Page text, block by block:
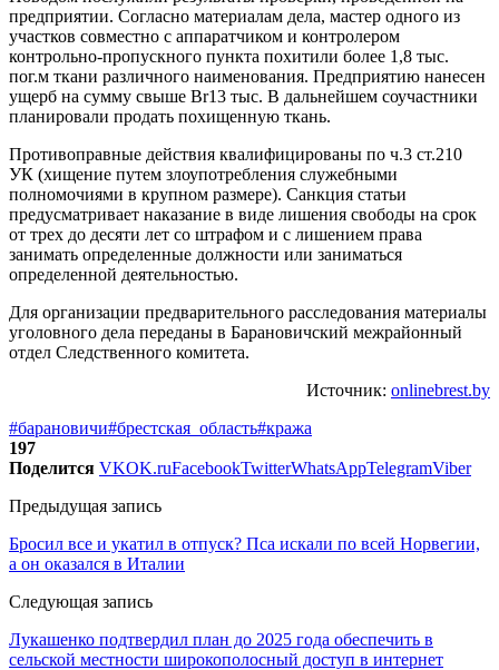
предприятии. Согласно материалам дела, мастер одного из
участков совместно с аппаратчиком и контролером
контрольно-пропускного пункта похитили более 1,8 тыс.
пог.м ткани различного наименования. Предприятию нанесен
ущерб на сумму свыше Br13 тыс. В дальнейшем соучастники
планировали продать похищенную ткань.
Противоправные действия квалифицированы по ч.3 ст.210
УК (хищение путем злоупотребления служебными
полномочиями в крупном размере). Санкция статьи
предусматривает наказание в виде лишения свободы на срок
от трех до десяти лет со штрафом и с лишением права
занимать определенные должности или заниматься
определенной деятельностью.
Для организации предварительного расследования материалы
уголовного дела переданы в Барановичский межрайонный
отдел Следственного комитета.
Источник: onlinebrest.by
#барановичи#брестская_область#кража
197
Поделится VKOK.ruFacebookTwitterWhatsAppTelegramViber
Предыдущая запись
Бросил все и укатил в отпуск? Пса искали по всей Норвегии,
а он оказался в Италии
Следующая запись
Лукашенко подтвердил план до 2025 года обеспечить в
сельской местности широкополосный доступ в интернет